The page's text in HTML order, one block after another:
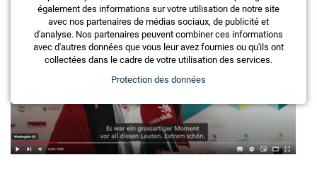
également des informations sur votre utilisation de notre site
avec nos partenaires de médias sociaux, de publicité et
d'analyse. Nos partenaires peuvent combiner ces informations
avec d'autres données que vous leur avez fournies ou qu'ils ont
collectées dans le cadre de votre utilisation des services.
Protection des données